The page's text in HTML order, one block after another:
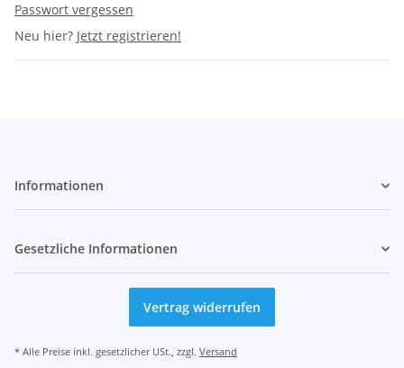
Passwort vergessen
Neu hier? Jetzt registrieren!
Informationen
Gesetzliche Informationen
Vertrag widerrufen
* Alle Preise inkl. gesetzlicher USt., zzgl. Versand